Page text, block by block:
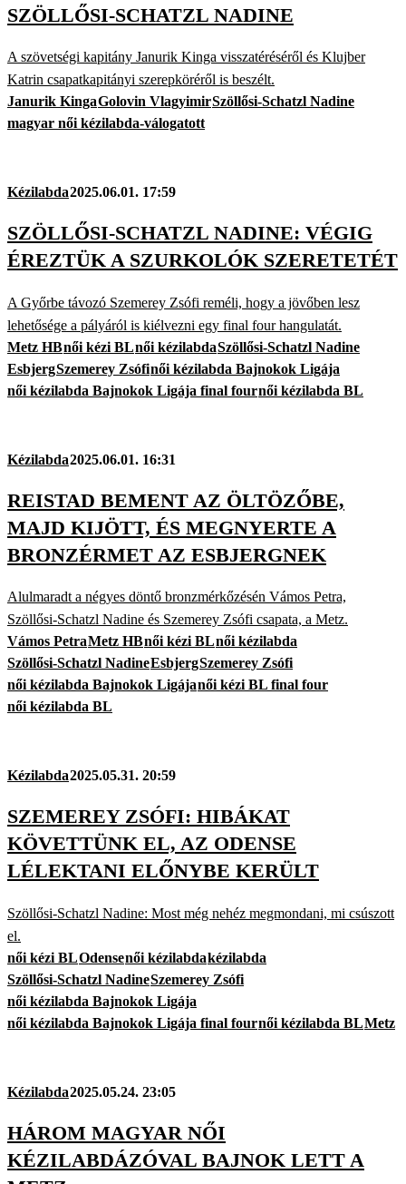
SZÖLLŐSI-SCHATZL NADINE
A szövetségi kapitány Janurik Kinga visszatéréséről és Klujber
Katrin csapatkapitányi szerepköréről is beszélt.
Janurik KingaGolovin VlagyimirSzöllősi-Schatzl Nadine
magyar női kézilabda-válogatott
Kézilabda2025.06.01. 17:59
SZÖLLŐSI-SCHATZL NADINE: VÉGIG
ÉREZTÜK A SZURKOLÓK SZERETETÉT
A Győrbe távozó Szemerey Zsófi reméli, hogy a jövőben lesz
lehetősége a pályáról is kiélvezni egy final four hangulatát.
Metz HBnői kézi BLnői kézilabdaSzöllősi-Schatzl Nadine
EsbjergSzemerey Zsófinői kézilabda Bajnokok Ligája
női kézilabda Bajnokok Ligája final fournői kézilabda BL
Kézilabda2025.06.01. 16:31
REISTAD BEMENT AZ ÖLTÖZŐBE,
MAJD KIJÖTT, ÉS MEGNYERTE A
BRONZÉRMET AZ ESBJERGNEK
Alulmaradt a négyes döntő bronzmérkőzésén Vámos Petra,
Szöllősi-Schatzl Nadine és Szemerey Zsófi csapata, a Metz.
Vámos PetraMetz HBnői kézi BLnői kézilabda
Szöllősi-Schatzl NadineEsbjergSzemerey Zsófi
női kézilabda Bajnokok Ligájanői kézi BL final four
női kézilabda BL
Kézilabda2025.05.31. 20:59
SZEMEREY ZSÓFI: HIBÁKAT
KÖVETTÜNK EL, AZ ODENSE
LÉLEKTANI ELŐNYBE KERÜLT
Szöllősi-Schatzl Nadine: Most még nehéz megmondani, mi csúszott
el.
női kézi BLOdensenői kézilabdakézilabda
Szöllősi-Schatzl NadineSzemerey Zsófi
női kézilabda Bajnokok Ligája
női kézilabda Bajnokok Ligája final fournői kézilabda BLMetz
Kézilabda2025.05.24. 23:05
HÁROM MAGYAR NŐI
KÉZILABDÁZÓVAL BAJNOK LETT A